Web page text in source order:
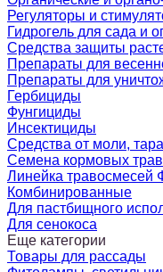
Регуляторы и
Гидрогель для сада и
Средства защиты
Препараты для
Препараты для
Гербициды
Фунгициды
Инсектициды
Средства от моли,
Семена кормовых трав
Линейка травосмесей
Комбинированные
Для пастбищного
Для сенокоса
Еще категории
Товары для рассады